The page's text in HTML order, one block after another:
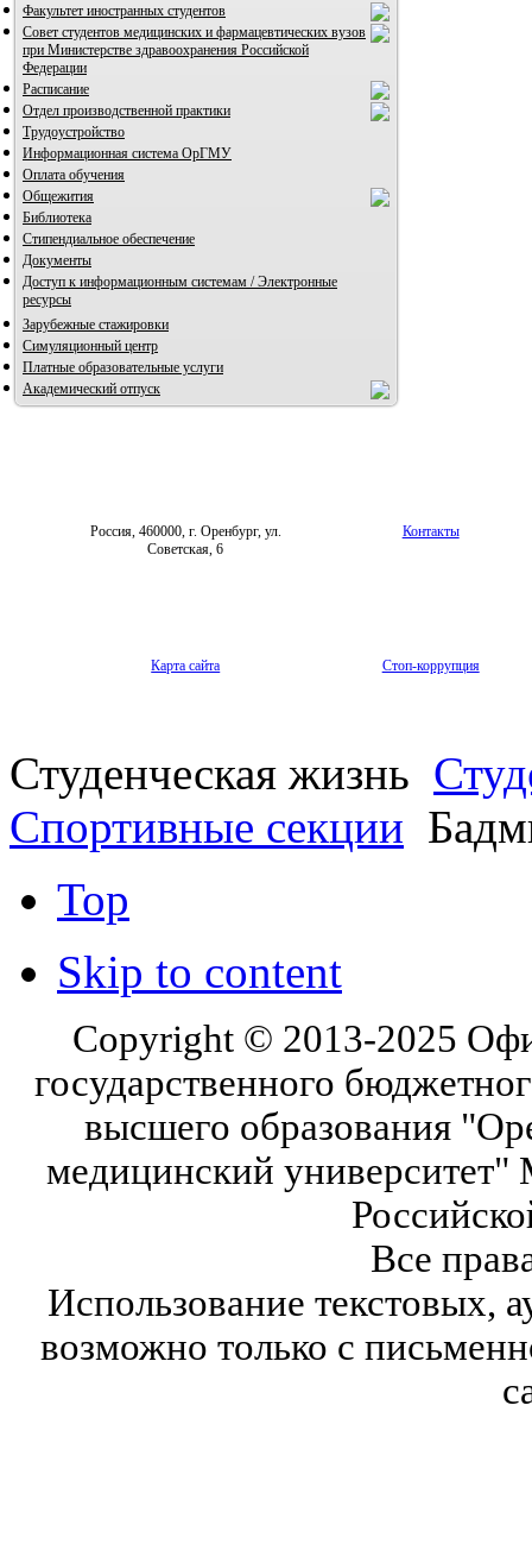
Факультет иностранных студентов
Совет студентов медицинских и фармацевтических вузов
при Министерстве здравоохранения Российской
Федерации
Расписание
Отдел производственной практики
Трудоустройство
Информационная система ОрГМУ
Оплата обучения
Общежития
Библиотека
Стипендиальное обеспечение
Документы
Доступ к информационным системам / Электронные
ресурсы
Зарубежные стажировки
Симуляционный центр
Платные образовательные услуги
Академический отпуск
Россия, 460000, г. Оренбург, ул.
Советская, 6
Контакты
Карта сайта Стоп-коррупция
Студенческая жизнь
Спортивные секции
Top
Skip to content
Copyright © 2013-2025
государственного
высшего образования
медицинский университет"
Все
Использование текстовых,
возможно только с